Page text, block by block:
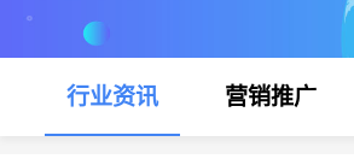
行业资讯 营销推广